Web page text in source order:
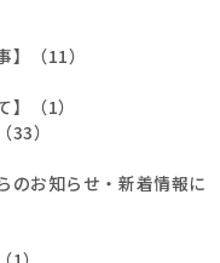
（11）
（1）
）
お知らせ・新着情報に